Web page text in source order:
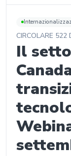
CIRCOLARE 522
Il